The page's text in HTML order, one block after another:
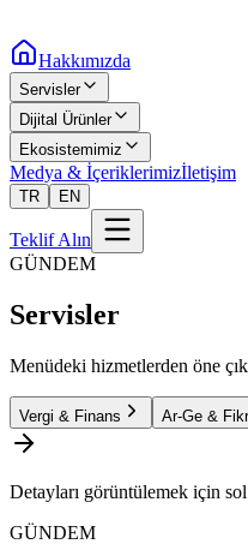
Hakkımızda
Servisler
Dijital Ürünler
Ekosistemimiz
Medya & İçeriklerimizİletişim
TR EN
Teklif Alın
GÜNDEM
Servisler
Menüdeki hizmetlerden öne
Vergi & Finans Ar-Ge &
Detayları görüntülemek için
GÜNDEM